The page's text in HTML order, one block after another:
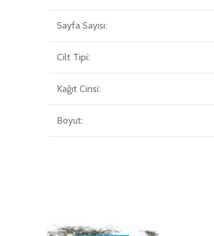
Sayfa Sayısı:
Cilt Tipi:
Kağıt Cinsi:
Boyut: